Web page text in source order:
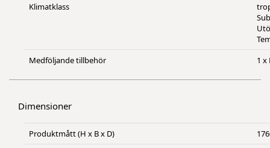
Klimatklass
Medföljande tillbehör
1 x
Dimensioner
Produktmått (H x B x D)